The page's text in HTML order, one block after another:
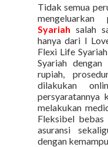
Tidak semua
Syariah salah
hanya dari I
Flexi Life
Syariah
rupiah,
dilakukan
persyaratannya
melakukan
Fleksibel
asuransi
dengan